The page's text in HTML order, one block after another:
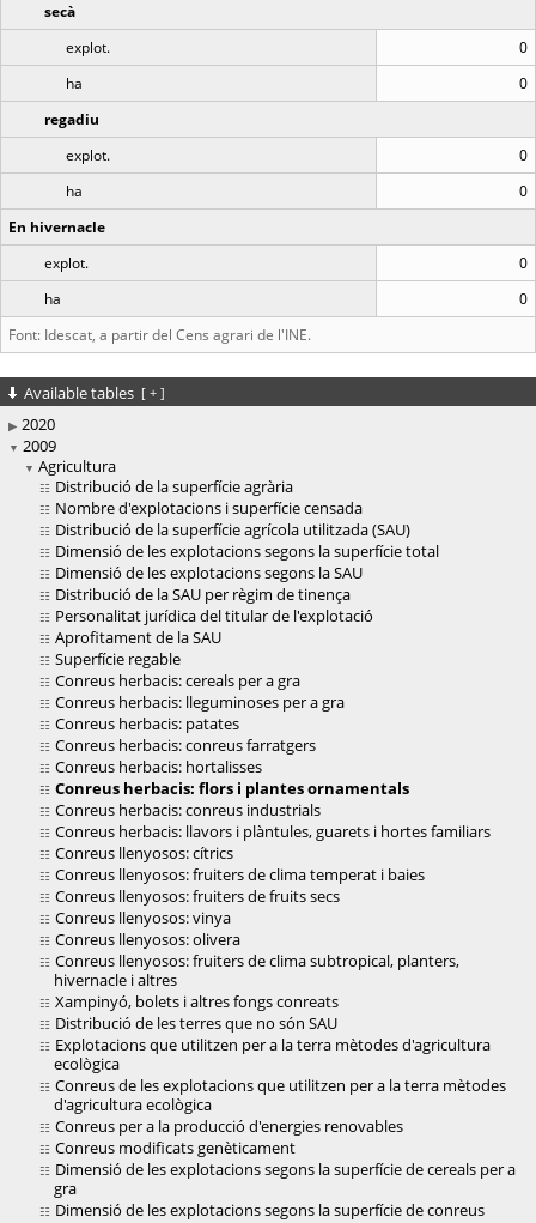
secà
explot.
0
ha
0
regadiu
explot.
0
ha
0
En hivernacle
explot.
0
ha
0
Font: Idescat, a partir del Cens agrari de l'INE.
Available tables [ + ]
2020
2009
Agricultura
Distribució de la superfície agrària
Nombre d'explotacions i superfície censada
Distribució de la superfície agrícola utilitzada (SAU)
Dimensió de les explotacions segons la superfície total
Dimensió de les explotacions segons la SAU
Distribució de la SAU per règim de tinença
Personalitat jurídica del titular de l'explotació
Aprofitament de la SAU
Superfície regable
Conreus herbacis: cereals per a gra
Conreus herbacis: lleguminoses per a gra
Conreus herbacis: patates
Conreus herbacis: conreus farratgers
Conreus herbacis: hortalisses
Conreus herbacis: flors i plantes ornamentals
Conreus herbacis: conreus industrials
Conreus herbacis: llavors i plàntules, guarets i hortes familiars
Conreus llenyosos: cítrics
Conreus llenyosos: fruiters de clima temperat i baies
Conreus llenyosos: fruiters de fruits secs
Conreus llenyosos: vinya
Conreus llenyosos: olivera
Conreus llenyosos: fruiters de clima subtropical, planters,
hivernacle i altres
Xampinyó, bolets i altres fongs conreats
Distribució de les terres que no són SAU
Explotacions que utilitzen per a la terra mètodes d'agricultura
ecològica
Conreus de les explotacions que utilitzen per a la terra mètodes
d'agricultura ecològica
Conreus per a la producció d'energies renovables
Conreus modificats genèticament
Dimensió de les explotacions segons la superfície de cereals per a
gra
Dimensió de les explotacions segons la superfície de conreus